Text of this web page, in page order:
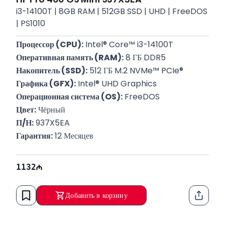
i3-14100T | 8GB RAM | 512GB SSD | UHD | FreeDOS
| PS1010
Процессор (CPU): Intel® Core™ i3-14100T
Оперативная память (RAM): 8 ГБ DDR5
Накопитель (SSD): 512 ГБ M.2 NVMe™ PCIe®
Графика (GFX): Intel® UHD Graphics
Операционная система (OS): FreeDOS
Цвет: Чёрный
П/Н: 937X5EA
Гарантия: 12 Месяцев
1132
Добавить в корзину